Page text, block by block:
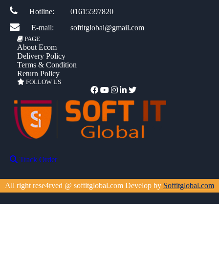
Hotline:
01615597820
E-mail:
softitglobal@gmail.com
PAGE
About Ecom
Delivery Policy
Terms & Condition
Return Policy
FOLLOW US
Track Order
All right rese4rved @ softitglobal.com Develop by Softitglobal.com